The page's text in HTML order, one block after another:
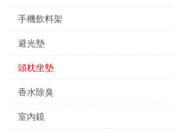
手機飲料架
避光墊
頭枕坐墊
香水除臭
室內鏡